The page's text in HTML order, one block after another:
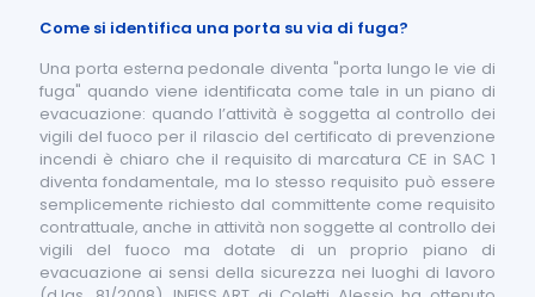
Come si identifica una porta su via di fuga?
Una porta esterna pedonale diventa "porta lungo le vie di
fuga" quando viene identificata come tale in un piano di
evacuazione: quando l’attività è soggetta al controllo dei
vigili del fuoco per il rilascio del certificato di prevenzione
incendi è chiaro che il requisito di marcatura CE in SAC 1
diventa fondamentale, ma lo stesso requisito può essere
semplicemente richiesto dal committente come requisito
contrattuale, anche in attività non soggette al controllo dei
vigili del fuoco ma dotate di un proprio piano di
evacuazione ai sensi della sicurezza nei luoghi di lavoro